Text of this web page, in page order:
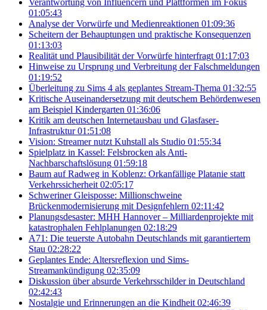
Verantwortung von Influencern und Plattformen im Fokus
01:05:43
Analyse der Vorwürfe und Medienreaktionen 01:09:36
Scheitern der Behauptungen und praktische Konsequenzen
01:13:03
Realität und Plausibilität der Vorwürfe hinterfragt 01:17:03
Hinweise zu Ursprung und Verbreitung der Falschmeldungen
01:19:52
Überleitung zu Sims 4 als geplantes Stream-Thema 01:32:55
Kritische Auseinandersetzung mit deutschem Behördenwesen
am Beispiel Kindergarten 01:36:06
Kritik am deutschen Internetausbau und Glasfaser-
Infrastruktur 01:51:08
Vision: Streamer nutzt Kuhstall als Studio 01:55:34
Spielplatz in Kassel: Felsbrocken als Anti-
Nachbarschaftslösung 01:59:18
Baum auf Radweg in Koblenz: Orkanfällige Platanie statt
Verkehrssicherheit 02:05:17
Schweriner Gleisposse: Millionschweine
Brückenmodernisierung mit Designfehlern 02:11:42
Planungsdesaster: MHH Hannover – Milliardenprojekte mit
katastrophalen Fehlplanungen 02:18:29
A71: Die teuerste Autobahn Deutschlands mit garantiertem
Stau 02:28:22
Geplantes Ende: Altersreflexion und Sims-
Streamankündigung 02:35:09
Diskussion über absurde Verkehrsschilder in Deutschland
02:42:43
Nostalgie und Erinnerungen an die Kindheit 02:46:39